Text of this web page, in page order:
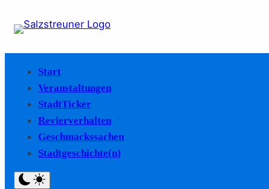
Start
Veranstaltungen
StadtTicker
Revierverhalten
Geschmackssachen
Stadtgeschichte(n)